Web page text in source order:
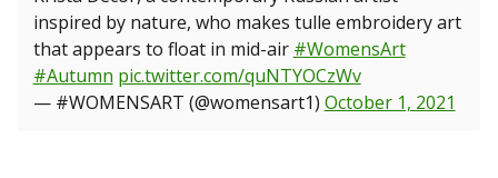
inspired by nature, who makes tulle embroidery art
that appears to float in mid-air #WomensArt
#Autumn pic.twitter.com/quNTYOCzWv
— #WOMENSART (@womensart1) October 1, 2021